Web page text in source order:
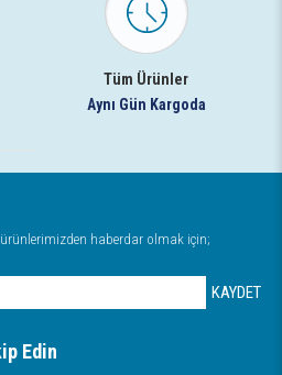
Tüm Ürünler
Aynı Gün Kargoda
ürünlerimizden haberdar olmak için;
KAYDET
Edin